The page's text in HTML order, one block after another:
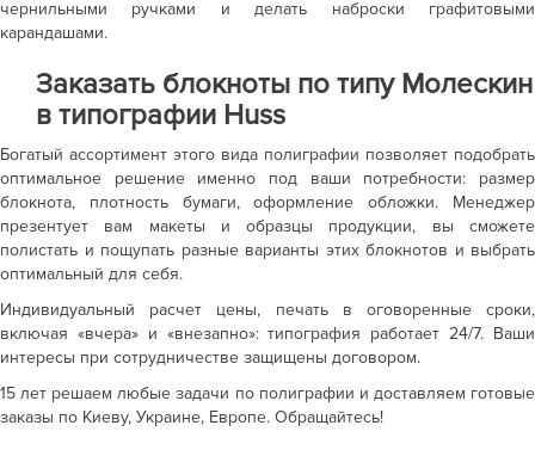
чернильными ручками и делать наброски графитовыми
карандашами.
Заказать блокноты по типу Молескин
в типографии Huss
Богатый ассортимент этого вида полиграфии позволяет подобрать
оптимальное решение именно под ваши потребности: размер
блокнота, плотность бумаги, оформление обложки. Менеджер
презентует вам макеты и образцы продукции, вы сможете
полистать и пощупать разные варианты этих блокнотов и выбрать
оптимальный для себя.
Индивидуальный расчет цены, печать в оговоренные сроки,
включая «вчера» и «внезапно»: типография работает 24/7. Ваши
интересы при сотрудничестве защищены договором.
15 лет решаем любые задачи по полиграфии и доставляем готовые
заказы по Киеву, Украине, Европе. Обращайтесь!